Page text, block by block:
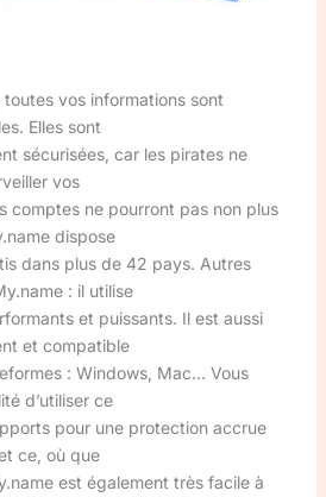
vos informations sont
Elles sont
sécurisées, car les pirates ne
vos
comptes ne pourront pas non plus
dispose
dans plus de 42 pays. Autres
: il utilise
et puissants. Il est aussi
et compatible
: Windows, Mac… Vous
d’utiliser ce
pour une protection accrue
ce, où que
est également très facile à